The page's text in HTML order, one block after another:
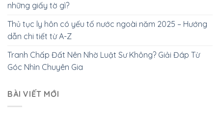
những giấy tờ gì?
Thủ tục ly hôn có yếu tố nước ngoài năm 2025 – Hướng
dẫn chi tiết từ A-Z
Tranh Chấp Đất Nên Nhờ Luật Sư Không? Giải Đáp Từ
Góc Nhìn Chuyên Gia
BÀI VIẾT MỚI